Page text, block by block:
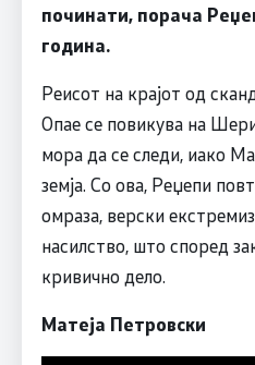
починати, порача
година.
Реисот на крајот од
Опае се повикува на
мора да се следи, иако
земја. Со ова, Реџепи
омраза, верски
насилство, што според
кривично дело.
Матеја Петровски